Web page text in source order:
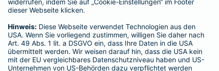
Adresse ändern
Schaden melden
Kilometerstandsmeldung
Serviceübersicht